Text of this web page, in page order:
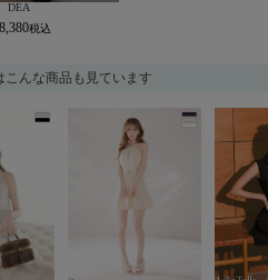
DEA
こんな商品も見ています